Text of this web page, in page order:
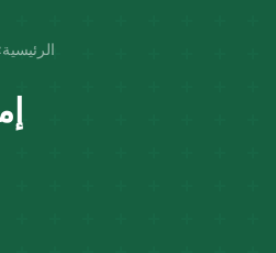
الرئيسية